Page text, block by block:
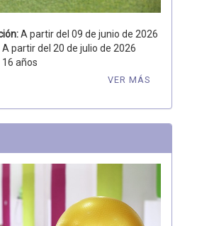
A partir del 09 de junio de 2026
A partir del 20 de julio de 2026
años
VER MÁS